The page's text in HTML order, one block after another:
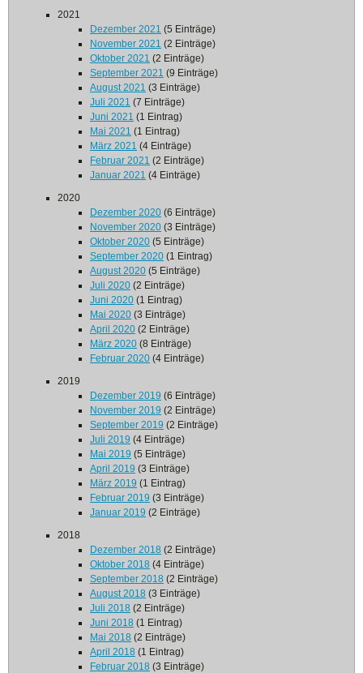
2021
Dezember 2021 (5 Einträge)
November 2021 (2 Einträge)
Oktober 2021 (2 Einträge)
September 2021 (9 Einträge)
August 2021 (3 Einträge)
Juli 2021 (7 Einträge)
Juni 2021 (1 Eintrag)
Mai 2021 (1 Eintrag)
März 2021 (4 Einträge)
Februar 2021 (2 Einträge)
Januar 2021 (4 Einträge)
2020
Dezember 2020 (6 Einträge)
November 2020 (3 Einträge)
Oktober 2020 (5 Einträge)
September 2020 (1 Eintrag)
August 2020 (5 Einträge)
Juli 2020 (2 Einträge)
Juni 2020 (1 Eintrag)
Mai 2020 (3 Einträge)
April 2020 (2 Einträge)
März 2020 (8 Einträge)
Februar 2020 (4 Einträge)
2019
Dezember 2019 (6 Einträge)
November 2019 (2 Einträge)
September 2019 (2 Einträge)
Juli 2019 (4 Einträge)
Mai 2019 (5 Einträge)
April 2019 (3 Einträge)
März 2019 (1 Eintrag)
Februar 2019 (3 Einträge)
Januar 2019 (2 Einträge)
2018
Dezember 2018 (2 Einträge)
Oktober 2018 (4 Einträge)
September 2018 (2 Einträge)
August 2018 (3 Einträge)
Juli 2018 (2 Einträge)
Juni 2018 (1 Eintrag)
Mai 2018 (2 Einträge)
April 2018 (1 Eintrag)
Februar 2018 (3 Einträge)